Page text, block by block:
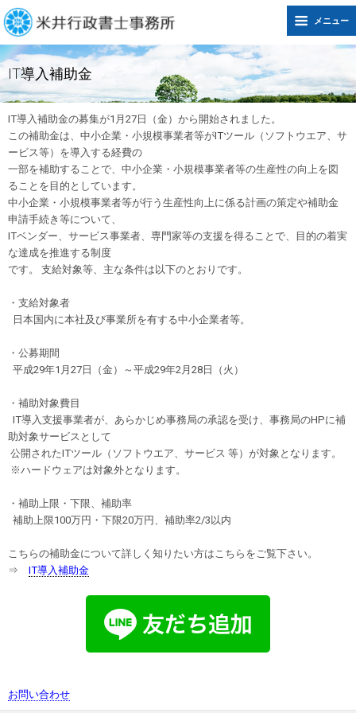
メニュー
IT導入補助金
IT導入補助金の募集が1月27日（金）から開始されました。
この補助金は、中小企業・小規模事業者等がITツール（ソフトウエア、サ
ービス等）を導入する経費の
一部を補助することで、中小企業・小規模事業者等の生産性の向上を図
ることを目的としています。
中小企業・小規模事業者等が行う生産性向上に係る計画の策定や補助金
申請手続き等について、
ITベンダー、サービス事業者、専門家等の支援を得ることで、目的の着実
な達成を推進する制度
です。 支給対象等、主な条件は以下のとおりです。
・支給対象者
日本国内に本社及び事業所を有する中小企業者等。
・公募期間
平成29年1月27日（金）～平成29年2月28日（火）
・補助対象費目
IT導入支援事業者が、あらかじめ事務局の承認を受け、事務局のHPに補
助対象サービスとして
公開されたITツール（ソフトウエア、サービス 等）が対象となります。
※ハードウェアは対象外となります。
・補助上限・下限、補助率
補助上限100万円・下限20万円、補助率2/3以内
こちらの補助金について詳しく知りたい方はこちらをご覧下さい。
⇒ IT導入補助金
お問い合わせ